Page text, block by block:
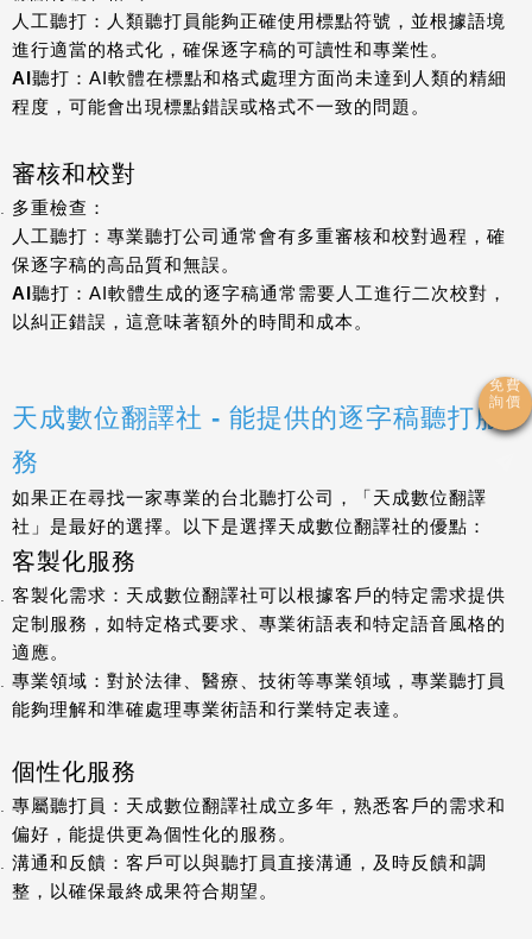
人工聽打 ：人類聽打員能夠正確使用標點符號，並根據語境
進行適當的格式化，確保逐字稿的可讀性和專業性。
AI聽打 ：AI軟體在標點和格式處理方面尚未達到人類的精細
程度，可能會出現標點錯誤或格式不一致的問題。
審核和校對
多重檢查 ：
人工聽打 ：專業聽打公司通常會有多重審核和校對過程，確
保逐字稿的高品質和無誤。
AI聽打 ：AI軟體生成的逐字稿通常需要人工進行二次校對，
以糾正錯誤，這意味著額外的時間和成本。
天成數位翻譯社 - 能提供的逐字稿聽打服
務
如果正在尋找一家專業的台北聽打公司，「天成數位翻譯
社」是最好的選擇。以下是選擇天成數位翻譯社的優點：
客製化服務
客製化需求 ：天成數位翻譯社可以根據客戶的特定需求提供
定制服務，如特定格式要求、專業術語表和特定語音風格的
適應。
專業領域 ：對於法律、醫療、技術等專業領域，專業聽打員
能夠理解和準確處理專業術語和行業特定表達。
個性化服務
專屬聽打員 ：天成數位翻譯社成立多年，熟悉客戶的需求和
偏好，能提供更為個性化的服務。
溝通和反饋 ：客戶可以與聽打員直接溝通，及時反饋和調
整，以確保最終成果符合期望。